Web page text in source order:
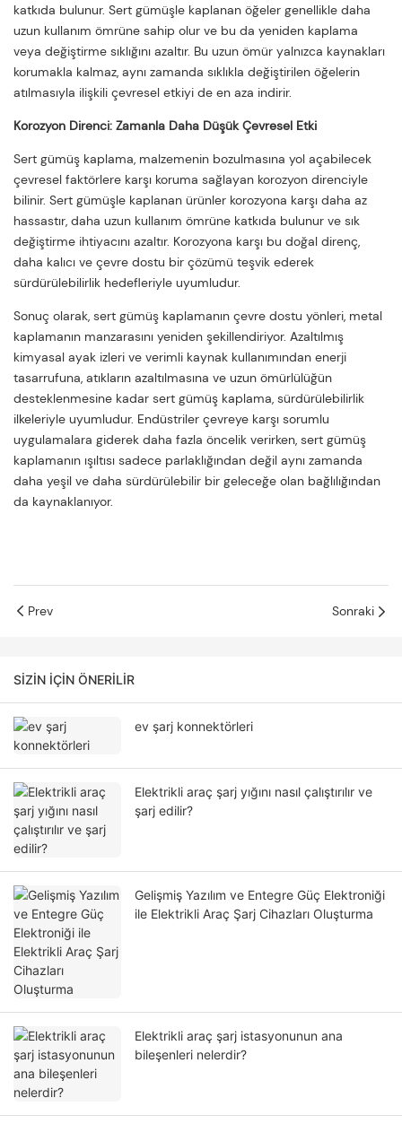
katkıda bulunur. Sert gümüşle kaplanan öğeler genellikle daha
uzun kullanım ömrüne sahip olur ve bu da yeniden kaplama
veya değiştirme sıklığını azaltır. Bu uzun ömür yalnızca kaynakları
korumakla kalmaz, aynı zamanda sıklıkla değiştirilen öğelerin
atılmasıyla ilişkili çevresel etkiyi de en aza indirir.
Korozyon Direnci: Zamanla Daha Düşük Çevresel Etki
Sert gümüş kaplama, malzemenin bozulmasına yol açabilecek
çevresel faktörlere karşı koruma sağlayan korozyon direnciyle
bilinir. Sert gümüşle kaplanan ürünler korozyona karşı daha az
hassastır, daha uzun kullanım ömrüne katkıda bulunur ve sık
değiştirme ihtiyacını azaltır. Korozyona karşı bu doğal direnç,
daha kalıcı ve çevre dostu bir çözümü teşvik ederek
sürdürülebilirlik hedefleriyle uyumludur.
Sonuç olarak, sert gümüş kaplamanın çevre dostu yönleri, metal
kaplamanın manzarasını yeniden şekillendiriyor. Azaltılmış
kimyasal ayak izleri ve verimli kaynak kullanımından enerji
tasarrufuna, atıkların azaltılmasına ve uzun ömürlülüğün
desteklenmesine kadar sert gümüş kaplama, sürdürülebilirlik
ilkeleriyle uyumludur. Endüstriler çevreye karşı sorumlu
uygulamalara giderek daha fazla öncelik verirken, sert gümüş
kaplamanın ışıltısı sadece parlaklığından değil aynı zamanda
daha yeşil ve daha sürdürülebilir bir geleceğe olan bağlılığından
da kaynaklanıyor.
Prev Sonraki
SIZIN IÇIN ÖNERILIR
ev şarj konnektörleri
Elektrikli araç şarj yığını nasıl çalıştırılır ve
şarj edilir?
Gelişmiş Yazılım ve Entegre Güç Elektroniği
ile Elektrikli Araç Şarj Cihazları Oluşturma
Elektrikli araç şarj istasyonunun ana
bileşenleri nelerdir?